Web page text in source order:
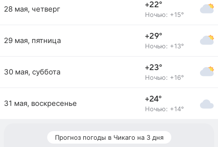
28 мая, четверг +22°
Ночью: +15°
29 мая, пятница +29°
Ночью: +13°
30 мая, суббота +23°
Ночью: +16°
31 мая, воскресенье +24°
Ночью: +14°
Прогноз погоды в Чикаго на 3 дня